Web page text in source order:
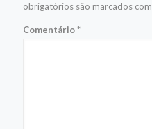
obrigatórios são marcados com
Comentário*